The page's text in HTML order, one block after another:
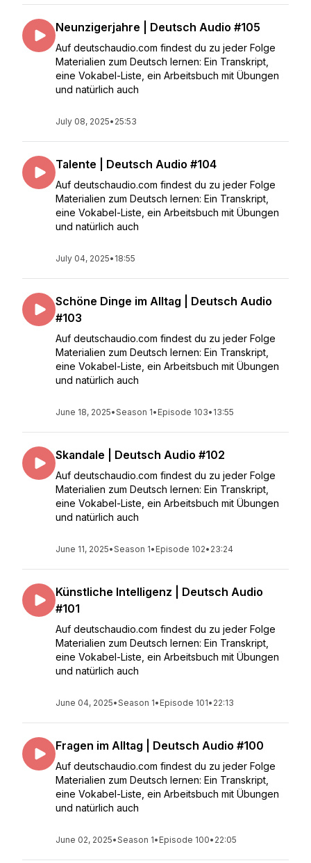
Neunzigerjahre | Deutsch Audio #105
Auf deutschaudio.com findest du zu jeder Folge
Materialien zum Deutsch lernen: Ein Transkript,
eine Vokabel-Liste, ein Arbeitsbuch mit Übungen
und natürlich auch
July 08, 2025• 25:53
Talente | Deutsch Audio #104
Auf deutschaudio.com findest du zu jeder Folge
Materialien zum Deutsch lernen: Ein Transkript,
eine Vokabel-Liste, ein Arbeitsbuch mit Übungen
und natürlich auch
July 04, 2025• 18:55
Schöne Dinge im Alltag | Deutsch Audio
#103
Auf deutschaudio.com findest du zu jeder Folge
Materialien zum Deutsch lernen: Ein Transkript,
eine Vokabel-Liste, ein Arbeitsbuch mit Übungen
und natürlich auch
June 18, 2025•Season 1• Episode 103• 13:55
Skandale | Deutsch Audio #102
Auf deutschaudio.com findest du zu jeder Folge
Materialien zum Deutsch lernen: Ein Transkript,
eine Vokabel-Liste, ein Arbeitsbuch mit Übungen
und natürlich auch
June 11, 2025•Season 1• Episode 102• 23:24
Künstliche Intelligenz | Deutsch Audio
#101
Auf deutschaudio.com findest du zu jeder Folge
Materialien zum Deutsch lernen: Ein Transkript,
eine Vokabel-Liste, ein Arbeitsbuch mit Übungen
und natürlich auch
June 04, 2025•Season 1• Episode 101• 22:13
Fragen im Alltag | Deutsch Audio #100
Auf deutschaudio.com findest du zu jeder Folge
Materialien zum Deutsch lernen: Ein Transkript,
eine Vokabel-Liste, ein Arbeitsbuch mit Übungen
und natürlich auch
June 02, 2025•Season 1• Episode 100• 22:05